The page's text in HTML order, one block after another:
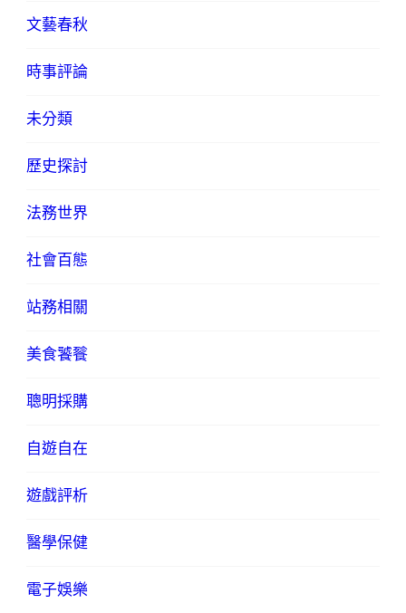
文藝春秋
時事評論
未分類
歷史探討
法務世界
社會百態
站務相關
美食饕餮
聰明採購
自遊自在
遊戲評析
醫學保健
電子娛樂